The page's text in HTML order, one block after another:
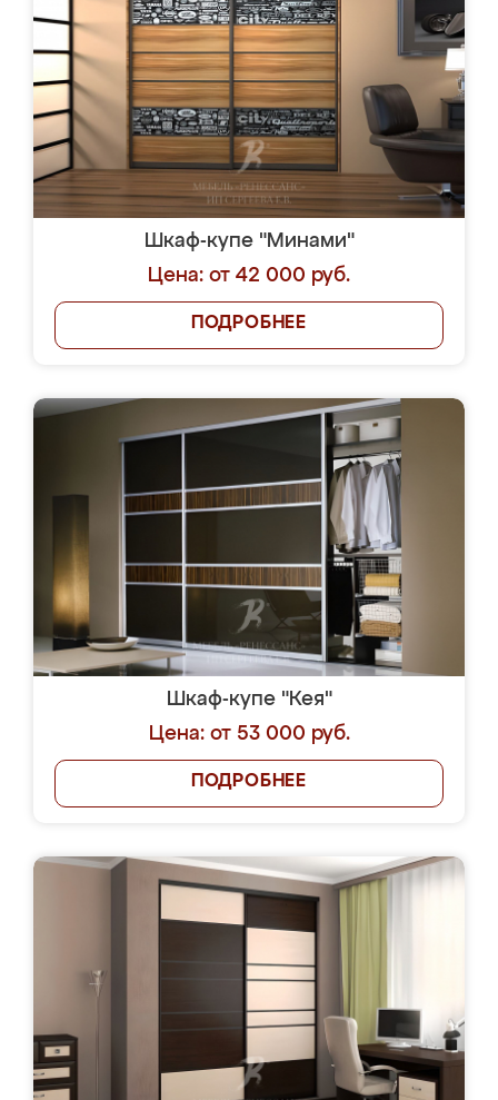
Шкаф-купе "Минами"
Цена: от 42 000 руб.
ПОДРОБНЕЕ
Шкаф-купе "Кея"
Цена: от 53 000 руб.
ПОДРОБНЕЕ